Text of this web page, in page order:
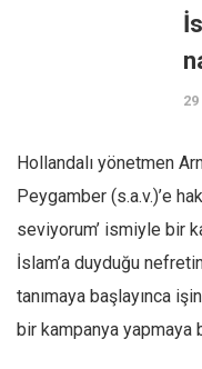
Abone olmak
Sosyal Medya
Twitter
Facebook
Instagram
Hollandalı yönetmen
Peygamber (s.a.v.)’e
seviyorum’ ismiyle bir
İslam’a duyduğu
tanımaya başlayınca
bir kampanya yapmaya